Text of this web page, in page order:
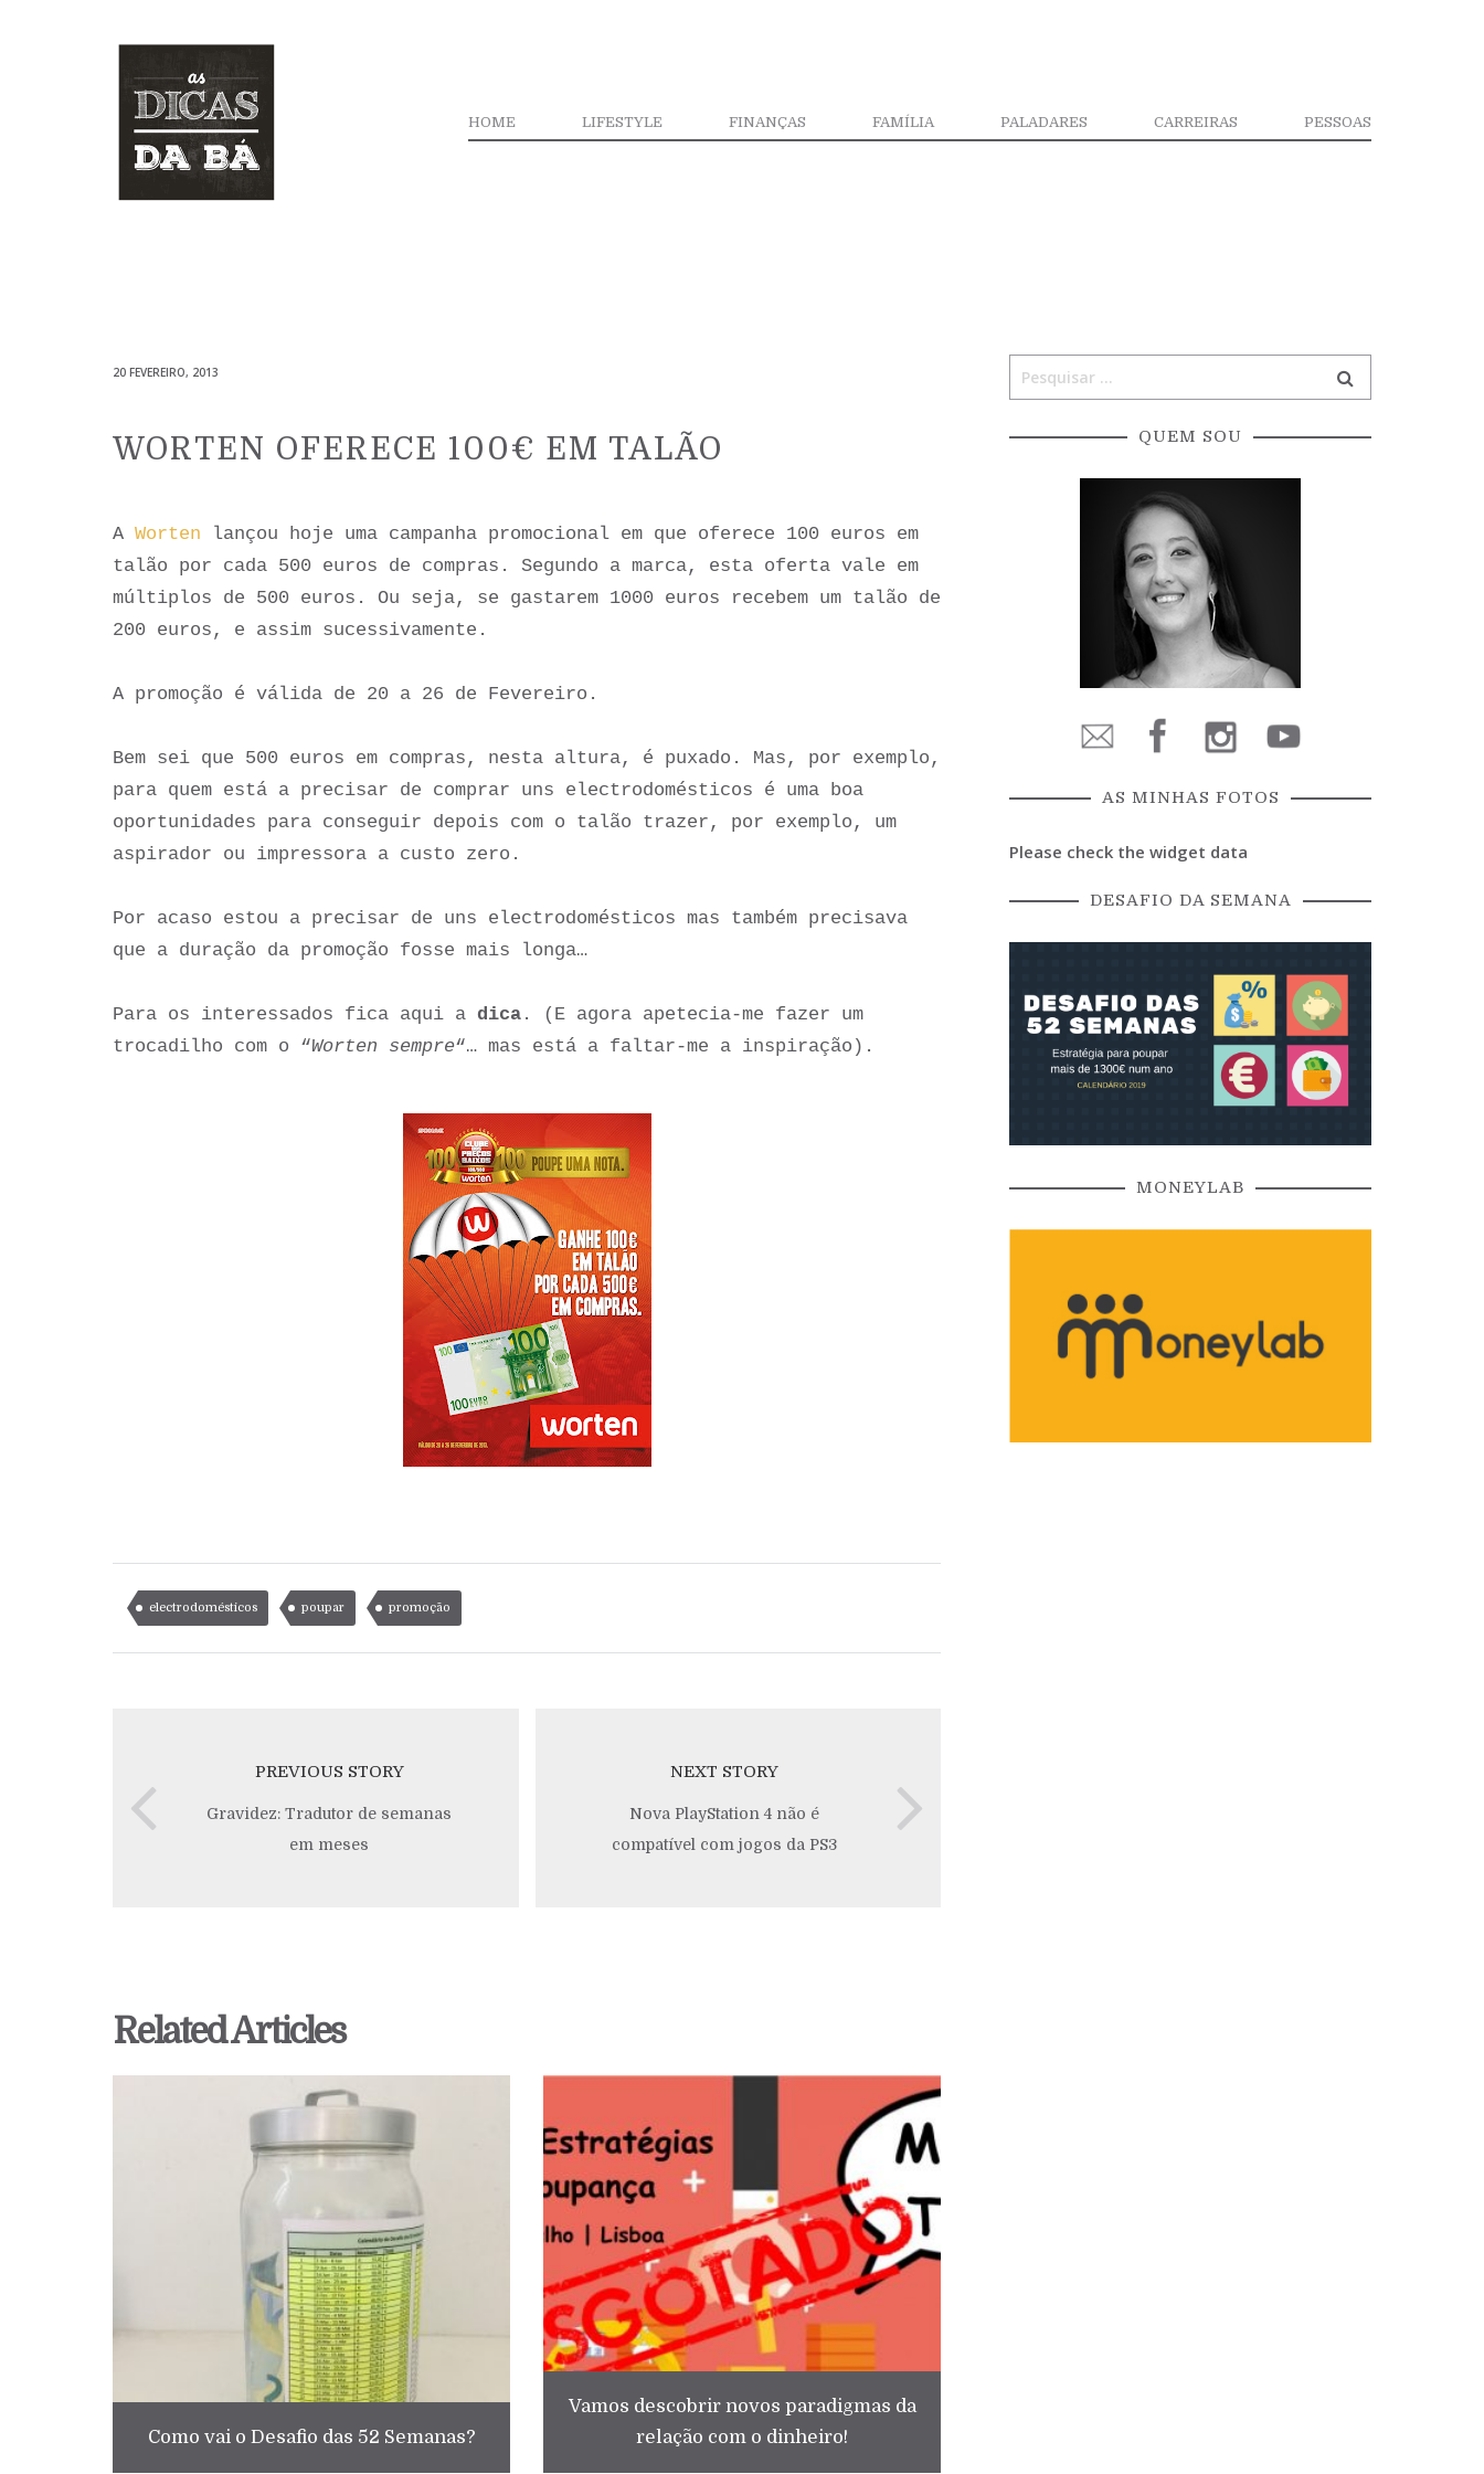
HOME LIFESTYLE FINANÇAS FAMÍLIA PALADARES CARREIRAS PESSOAS
20 FEVEREIRO, 2013
WORTEN OFERECE 100€ EM TALÃO
A Worten lançou hoje uma campanha promocional em que oferece 100 euros em
talão por cada 500 euros de compras. Segundo a marca, esta oferta vale em
múltiplos de 500 euros. Ou seja, se gastarem 1000 euros recebem um talão de
200 euros, e assim sucessivamente.
A promoção é válida de 20 a 26 de Fevereiro.
Bem sei que 500 euros em compras, nesta altura, é puxado. Mas, por exemplo,
para quem está a precisar de comprar uns electrodomésticos é uma boa
oportunidades para conseguir depois com o talão trazer, por exemplo, um
aspirador ou impressora a custo zero.
Por acaso estou a precisar de uns electrodomésticos mas também precisava
que a duração da promoção fosse mais longa…
Para os interessados fica aqui a dica . (E agora apetecia-me fazer um
trocadilho com o “Worten sempre“… mas está a faltar-me a inspiração).
electrodomésticos poupar promoção
PREVIOUS STORY
Gravidez: Tradutor de semanas
em meses
NEXT STORY
Nova PlayStation 4 não é
compatível com jogos da PS3
Related Articles
Como vai o Desafio das 52 Semanas?
Vamos descobrir novos paradigmas da
relação com o dinheiro!
QUEM SOU
AS MINHAS FOTOS
Please check the widget data
DESAFIO DA SEMANA
MONEYLAB